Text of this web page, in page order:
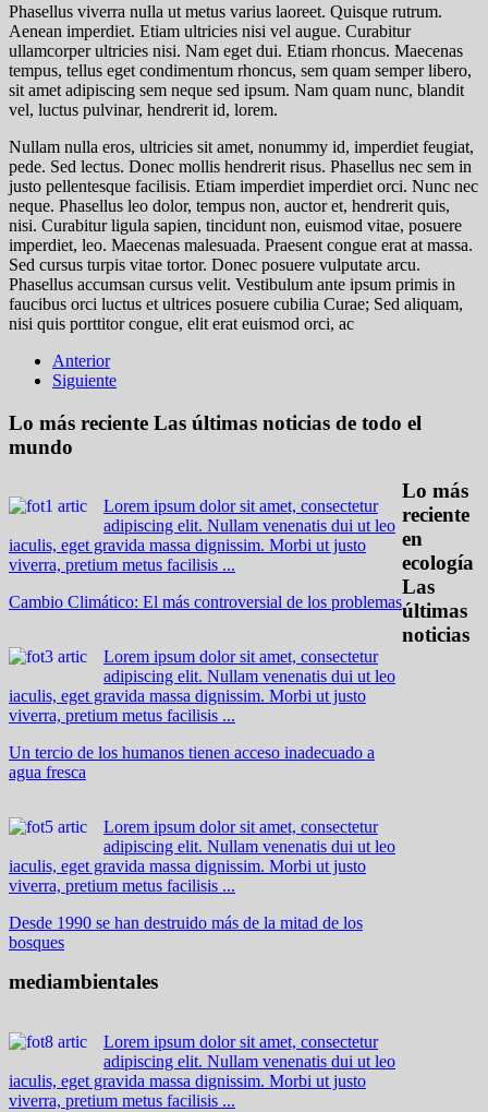
Phasellus viverra nulla ut metus varius laoreet. Quisque rutrum.
Aenean imperdiet. Etiam ultricies nisi vel augue. Curabitur
ullamcorper ultricies nisi. Nam eget dui. Etiam rhoncus. Maecenas
tempus, tellus eget condimentum rhoncus, sem quam semper libero,
sit amet adipiscing sem neque sed ipsum. Nam quam nunc, blandit
vel, luctus pulvinar, hendrerit id, lorem.
Nullam nulla eros, ultricies sit amet, nonummy id, imperdiet feugiat,
pede. Sed lectus. Donec mollis hendrerit risus. Phasellus nec sem in
justo pellentesque facilisis. Etiam imperdiet imperdiet orci. Nunc nec
neque. Phasellus leo dolor, tempus non, auctor et, hendrerit quis,
nisi. Curabitur ligula sapien, tincidunt non, euismod vitae, posuere
imperdiet, leo. Maecenas malesuada. Praesent congue erat at massa.
Sed cursus turpis vitae tortor. Donec posuere vulputate arcu.
Phasellus accumsan cursus velit. Vestibulum ante ipsum primis in
faucibus orci luctus et ultrices posuere cubilia Curae; Sed aliquam,
nisi quis porttitor congue, elit erat euismod orci, ac
Anterior
Siguiente
Lo más reciente Las últimas noticias de todo el
mundo
Lorem ipsum dolor sit amet, consectetur
adipiscing elit. Nullam venenatis dui ut leo
iaculis, eget gravida massa dignissim. Morbi ut justo
viverra, pretium metus facilisis ...
Cambio Climático: El más controversial de los problemas
Lorem ipsum dolor sit amet, consectetur
adipiscing elit. Nullam venenatis dui ut leo
iaculis, eget gravida massa dignissim. Morbi ut justo
viverra, pretium metus facilisis ...
Un tercio de los humanos tienen acceso inadecuado a
agua fresca
Lorem ipsum dolor sit amet, consectetur
adipiscing elit. Nullam venenatis dui ut leo
iaculis, eget gravida massa dignissim. Morbi ut justo
viverra, pretium metus facilisis ...
Desde 1990 se han destruido más de la mitad de los
bosques
Lo más
reciente
en
ecología
Las
últimas
noticias
mediambientales
Lorem ipsum dolor sit amet, consectetur
adipiscing elit. Nullam venenatis dui ut leo
iaculis, eget gravida massa dignissim. Morbi ut justo
viverra, pretium metus facilisis ...